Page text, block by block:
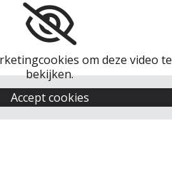
om deze video te
bekijken.
Accept cookies